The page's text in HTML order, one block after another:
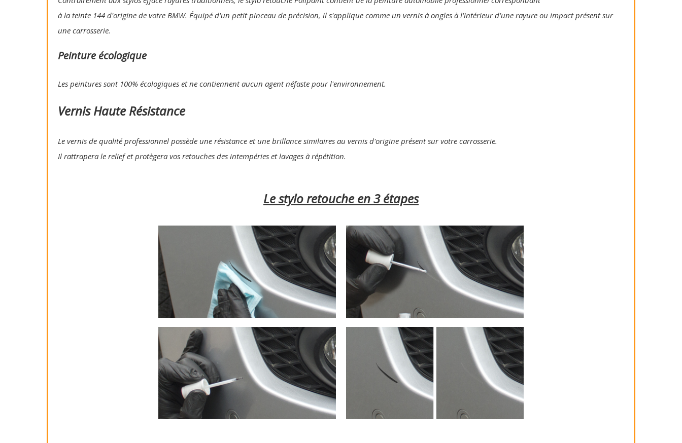
à la teinte 144 d'origine de votre BMW. Équipé d'un petit pinceau de précision, il s'applique comme un vernis à ongles à l'intérieur d'une rayure ou impact présent sur
une carrosserie.
Peinture écologique
Les peintures sont 100% écologiques et ne contiennent aucun agent néfaste pour l'environnement.
Vernis Haute Résistance
Le vernis de qualité professionnel possède une résistance et une brillance similaires au vernis d'origine présent sur votre carrosserie.
Il rattrapera le relief et protègera vos retouches des intempéries et lavages à répétition.
Le stylo retouche en 3 étapes